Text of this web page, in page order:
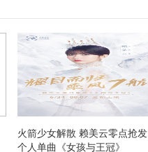
火箭少女解散 赖美云零点抢发
个人单曲《女孩与王冠》